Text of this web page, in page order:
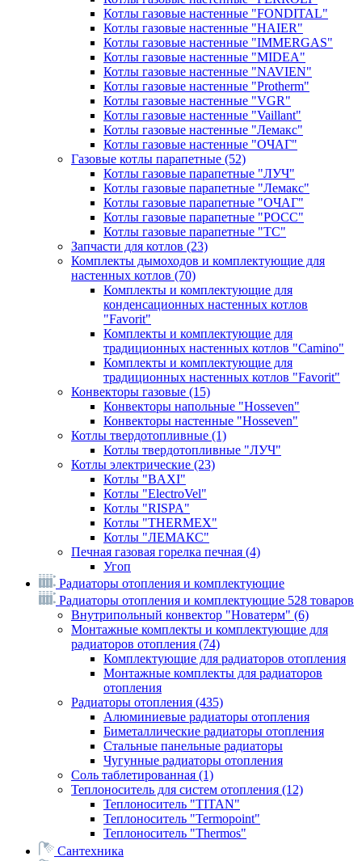
Котлы газовые настенные "FONDITAL"
Котлы газовые настенные "HAIER"
Котлы газовые настенные "IMMERGAS"
Котлы газовые настенные "MIDEA"
Котлы газовые настенные "NAVIEN"
Котлы газовые настенные "Protherm"
Котлы газовые настенные "VGR"
Котлы газовые настенные "Vaillant"
Котлы газовые настенные "Лемакс"
Котлы газовые настенные "ОЧАГ"
Газовые котлы парапетные (52)
Котлы газовые парапетные "ЛУЧ"
Котлы газовые парапетные "Лемакс"
Котлы газовые парапетные "ОЧАГ"
Котлы газовые парапетные "РОСС"
Котлы газовые парапетные "ТС"
Запчасти для котлов (23)
Комплекты дымоходов и комплектующие для
настенных котлов (70)
Комплекты и комплектующие для
конденсационных настенных котлов
"Favorit"
Комплекты и комплектующие для
традиционных настенных котлов "Camino"
Комплекты и комплектующие для
традиционных настенных котлов "Favorit"
Конвекторы газовые (15)
Конвекторы напольные "Hosseven"
Конвекторы настенные "Hosseven"
Котлы твердотопливные (1)
Котлы твердотопливные "ЛУЧ"
Котлы электрические (23)
Котлы "BAXI"
Котлы "ElectroVel"
Котлы "RISPA"
Котлы "THERMEX"
Котлы "ЛЕМАКС"
Печная газовая горелка печная (4)
Угоп
Радиаторы отопления и комплектующие
Радиаторы отопления и комплектующие 528 товаров
Внутрипольный конвектор "Новатерм" (6)
Монтажные комплекты и комплектующие для
радиаторов отопления (74)
Комплектующие для радиаторов отопления
Монтажные комплекты для радиаторов
отопления
Радиаторы отопления (435)
Алюминиевые радиаторы отопления
Биметаллические радиаторы отопления
Стальные панельные радиаторы
Чугунные радиаторы отопления
Соль таблетированная (1)
Теплоноситель для систем отопления (12)
Теплоноситель "TITAN"
Теплоноситель "Termopoint"
Теплоноситель "Thermos"
Сантехника